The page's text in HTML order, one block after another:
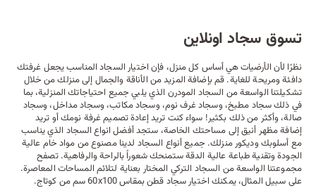
تسوق سجاد اونلاين
نظرًا لأن الأرضيات هي أساس كل منزل، فإن اختيار السجاد المناسب يجعل غرفتك
دافئة ومريحة للغاية. قم بإضافة المزيد من الأناقة والجمال إلى منزلك من خلال
تشكيلتنا الواسعة من السجاد المودرن الذي يلبي جميع احتياجاتك المنزلية، بما
في ذلك سجاد مطبخ، وسجاد غرف نوم، وسجاد مكاتب، وسجاد مداخل، وسجاد
صالة، وأكثر من ذلك بكثير! سواء كنت تريد إعادة تصميم غرفة نومك أو تريد
إضافة مظهر أنيق إلى مساحتك الخاصة، ستجد أفضل انواع السجاد الذي يناسب
مع أسلوبك وديكور منزلك. جميع أنواع السجاد لدينا مصنوع من مواد خام عالية
الجودة وتقنية طباعة عالية الدقة ستمنحك شعوراً بالراحة والرفاهية. تصفح
مجموعتنا الواسعة من السجاد التركي المختار بعناية لتلائم المساحات المعاصرة.
على سبيل المثال، يمكنك اختيارسجاد قطن بمقاس 60x100 سم من كوتاج
.